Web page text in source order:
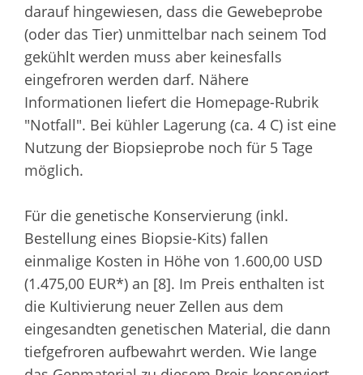
darauf hingewiesen, dass die Gewebeprobe
(oder das Tier) unmittelbar nach seinem Tod
gekühlt werden muss aber keinesfalls
eingefroren werden darf. Nähere
Informationen liefert die Homepage-Rubrik
"Notfall". Bei kühler Lagerung (ca. 4 C) ist eine
Nutzung der Biopsieprobe noch für 5 Tage
möglich.
Für die genetische Konservierung (inkl.
Bestellung eines Biopsie-Kits) fallen
einmalige Kosten in Höhe von 1.600,00 USD
(1.475,00 EUR*) an [8]. Im Preis enthalten ist
die Kultivierung neuer Zellen aus dem
eingesandten genetischen Material, die dann
tiefgefroren aufbewahrt werden. Wie lange